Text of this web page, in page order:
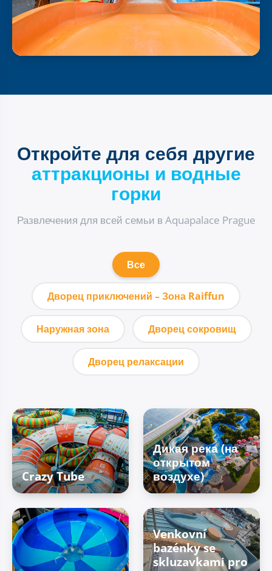
Откройте для себя другие
аттракционы и водные
горки
Развлечения для всей семьи в Aquapalace Prague
Все
Дворец приключений – Зона Raiffun
Наружная зона Дворец сокровищ
Дворец релаксации
Crazy Tube
Дикая река (на
открытом
воздухе)
Venkovní
bazénky se
skluzavkami pro